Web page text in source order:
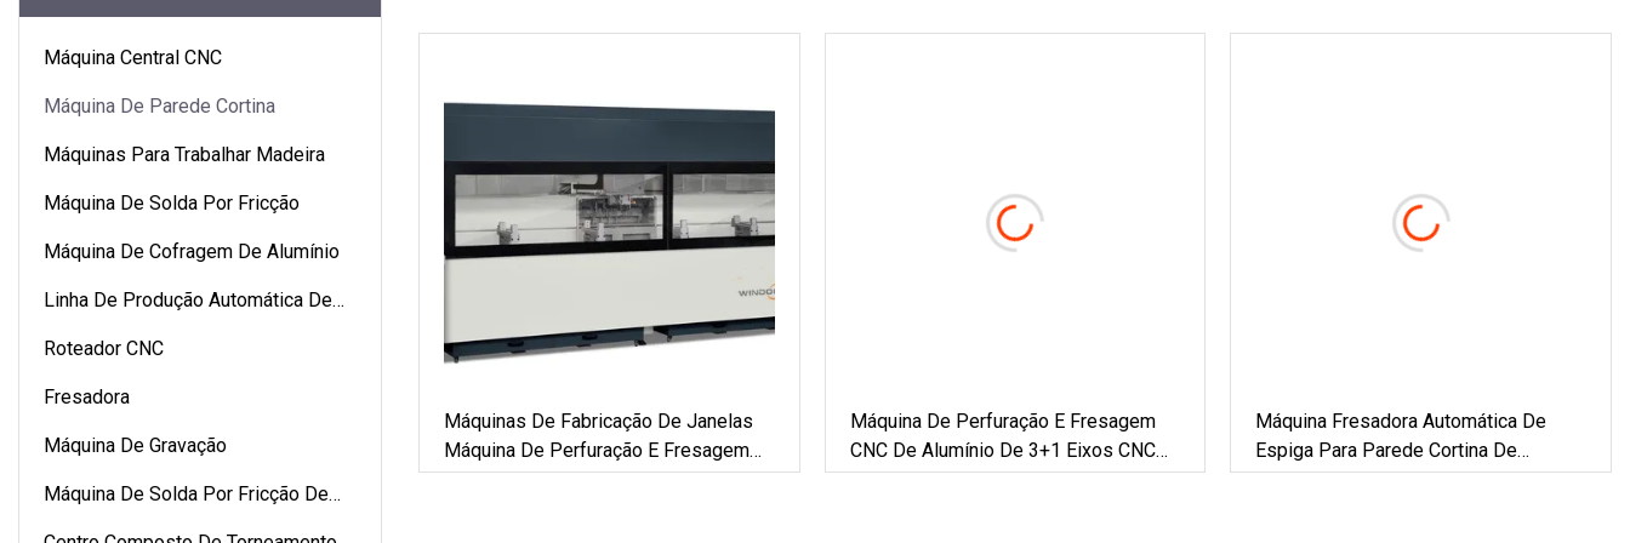
Máquina Central CNC
Máquina De Parede Cortina
Máquinas Para Trabalhar Madeira
Máquina De Solda Por Fricção
Máquina De Cofragem De Alumínio
Linha De Produção Automática De
Roteador CNC
Fresadora
Máquina De Gravação
Máquina De Solda Por Fricção De
Máquinas De Fabricação De Janelas
Máquina De Perfuração E Fresagem
CNC Para Processamento De Furos
Máquina De Perfuração E Fresagem
CNC De Alumínio De 3+1 Eixos CNC
Para Janela De PVC /Jmd Máquina De
Máquina Fresadora Automática De
Espiga Para Parede Cortina De
Alumínio Para Fabricação De Fachada